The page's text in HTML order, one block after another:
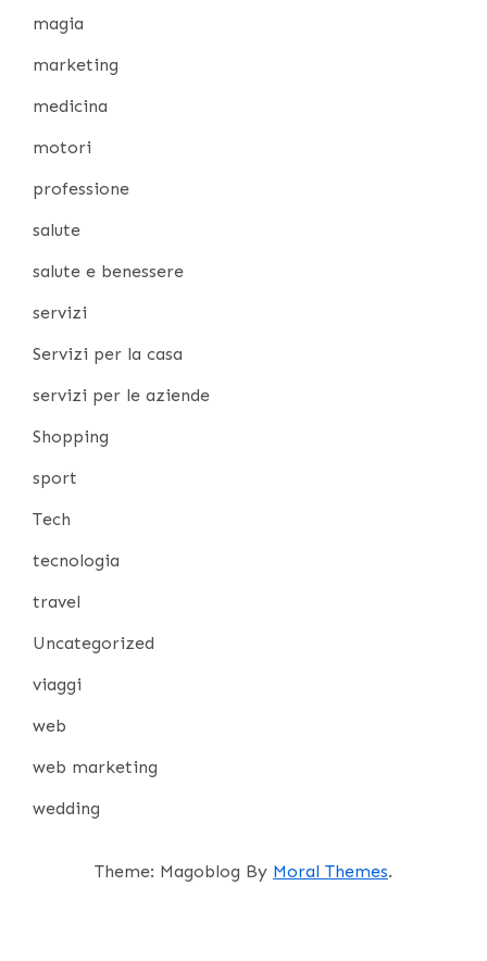
magia
marketing
medicina
motori
professione
salute
salute e benessere
servizi
Servizi per la casa
servizi per le aziende
Shopping
sport
Tech
tecnologia
travel
Uncategorized
viaggi
web
web marketing
wedding
Theme: Magoblog By Moral Themes.